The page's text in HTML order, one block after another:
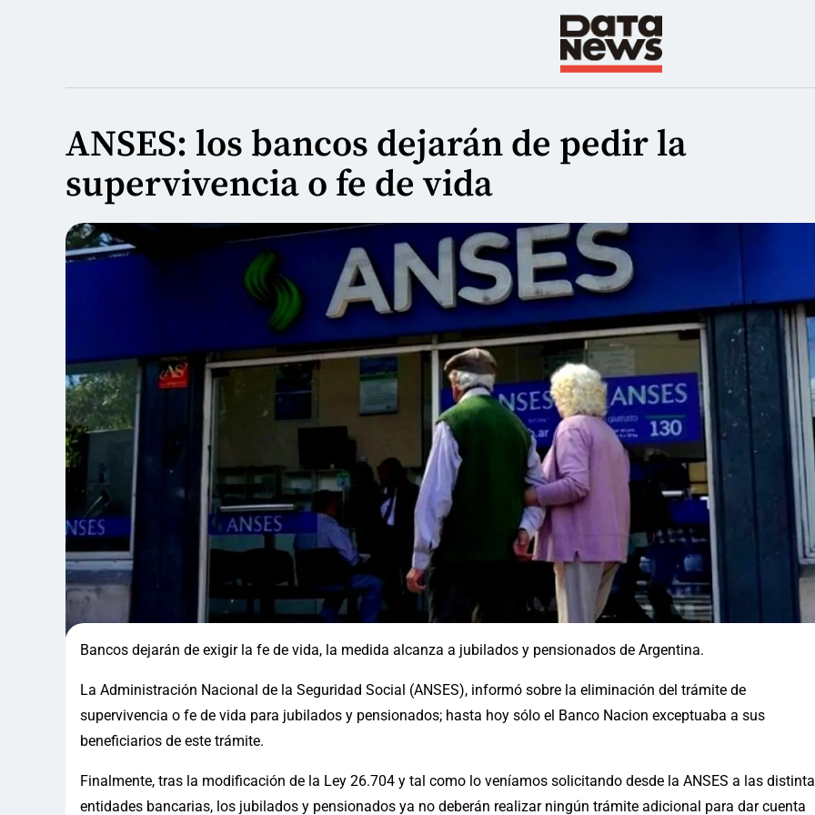
ANSES: los bancos dejarán de pedir la
supervivencia o fe de vida
Bancos dejarán de exigir la fe de vida, la medida alcanza a jubilados y pensionados de Argentina.
La Administración Nacional de la Seguridad Social (ANSES), informó sobre la eliminación del trámite de
supervivencia o fe de vida para jubilados y pensionados; hasta hoy sólo el Banco Nacion exceptuaba a sus
beneficiarios de este trámite.
Finalmente, tras la modificación de la Ley 26.704 y tal como lo veníamos solicitando desde la ANSES a las
entidades bancarias, los jubilados y pensionados ya no deberán realizar ningún trámite adicional para dar cuenta